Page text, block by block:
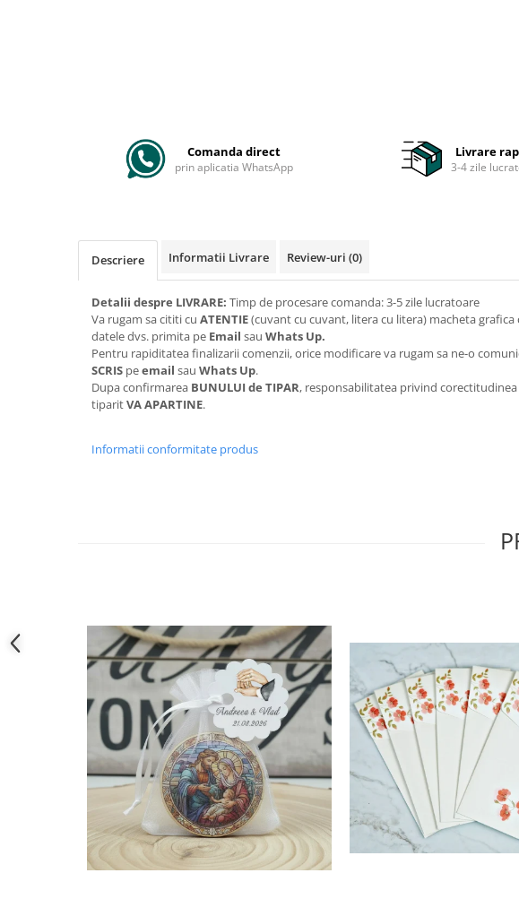
Comanda direct
prin aplicatia WhatsApp
Livrare
3-4 zile
Descriere Informatii Livrare Review-uri (0)
Detalii despre LIVRARE: Timp de procesare comanda: 3-5 zile lucratoare
Va rugam sa cititi cu ATENTIE(cuvant cu cuvant, litera cu litera) macheta grafica
datele dvs. primita pe Email sau Whats Up.
Pentru rapiditatea finalizarii comenzii, orice modificare va rugam sa ne-o
SCRIS peemail sau Whats Up.
Dupa confirmarea BUNULUI de TIPAR, responsabilitatea privind
tiparitVA APARTINE.
Informatii conformitate produs